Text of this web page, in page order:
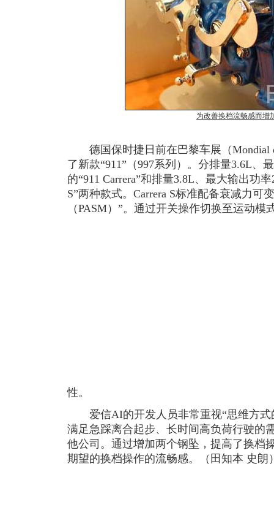
为改善换档流畅感而增
德国保时捷日前在巴黎车展（Mondial
了新款“911”（997系列）。分排量3.6L、
的“911 Carrera”和排量3.8L、最大输出功
S”两种款式。Carrera S标准配备衰减力可
（PASM）”。通过开关操作切换至运动
性。
爱信AI的开发人员非常重视“思维方式
满足急踩离合起步、长时间高负荷行驶的
他公司。通过增加两个钢坠，提高了换档
期望的换档操作的流畅感。（田知本